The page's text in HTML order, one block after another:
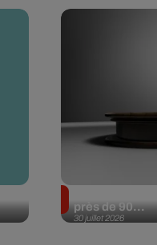
30 juillet 2026
près de 90...